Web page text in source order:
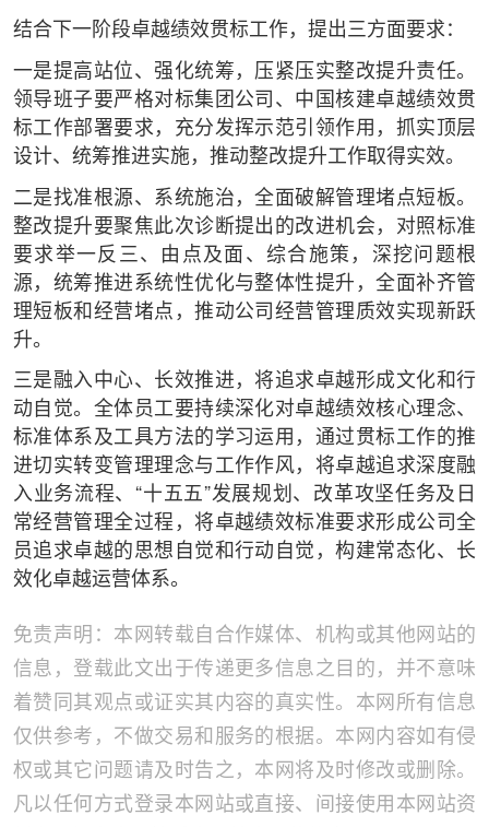
结合下一阶段卓越绩效贯标工作，提出三方面要求：
一是提高站位、强化统筹，压紧压实整改提升责任。
领导班子要严格对标集团公司、中国核建卓越绩效贯
标工作部署要求，充分发挥示范引领作用，抓实顶层
设计、统筹推进实施，推动整改提升工作取得实效。
二是找准根源、系统施治，全面破解管理堵点短板。
整改提升要聚焦此次诊断提出的改进机会，对照标准
要求举一反三、由点及面、综合施策，深挖问题根
源，统筹推进系统性优化与整体性提升，全面补齐管
理短板和经营堵点，推动公司经营管理质效实现新跃
升。
三是融入中心、长效推进，将追求卓越形成文化和行
动自觉。全体员工要持续深化对卓越绩效核心理念、
标准体系及工具方法的学习运用，通过贯标工作的推
进切实转变管理理念与工作作风，将卓越追求深度融
入业务流程、“十五五”发展规划、改革攻坚任务及日
常经营管理全过程，将卓越绩效标准要求形成公司全
员追求卓越的思想自觉和行动自觉，构建常态化、长
效化卓越运营体系。
免责声明：本网转载自合作媒体、机构或其他网站的
信息，登载此文出于传递更多信息之目的，并不意味
着赞同其观点或证实其内容的真实性。本网所有信息
仅供参考，不做交易和服务的根据。本网内容如有侵
权或其它问题请及时告之，本网将及时修改或删除。
凡以任何方式登录本网站或直接、间接使用本网站资